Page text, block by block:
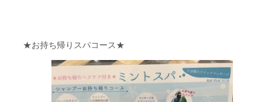
★お持ち帰りスパコース★